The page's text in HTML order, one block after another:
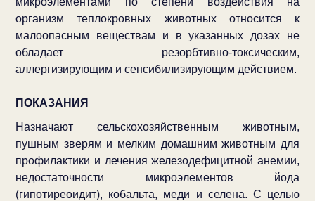
организм теплокровных животных относится к
малоопасным веществам и в указанных дозах не
обладает резорбтивно-токсическим,
аллергизирующим и сенсибилизирующим действием.
ПОКАЗАНИЯ
Назначают сельскохозяйственным животным,
пушным зверям и мелким домашним животным для
профилактики и лечения железодефицитной анемии,
недостаточности микроэлементов йода
(гипотиреоидит), кобальта, меди и селена. С целью